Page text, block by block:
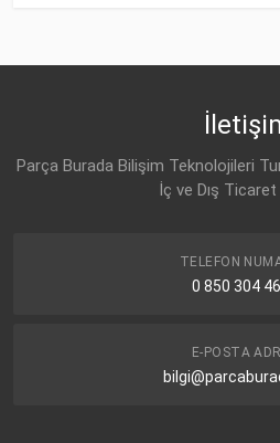
Parça Burada Bilişim Teknolojileri
İç ve Dış
TELEFON
0 850 304
E-POSTA